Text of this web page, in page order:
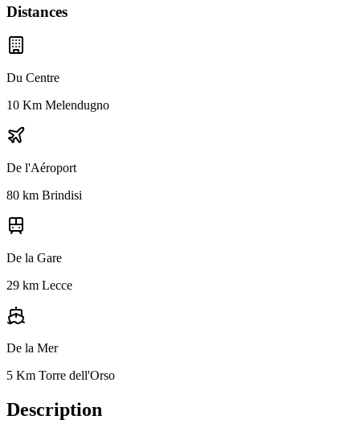
Distances
Du Centre
10 Km Melendugno
De l'Aéroport
80 km Brindisi
De la Gare
29 km Lecce
De la Mer
5 Km Torre dell'Orso
Description